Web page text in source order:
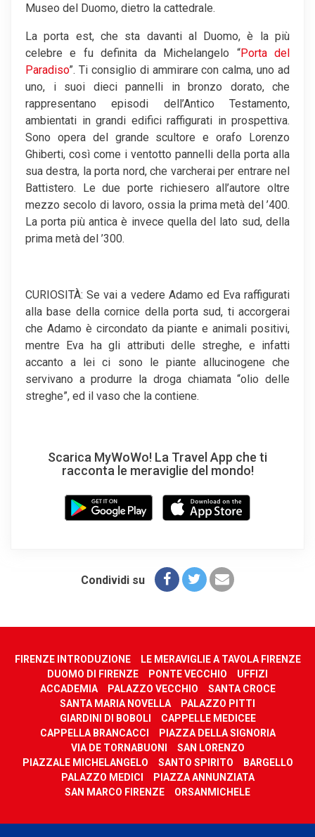
Museo del Duomo, dietro la cattedrale.
La porta est, che sta davanti al Duomo, è la più
celebre e fu definita da Michelangelo “Porta del
Paradiso”. Ti consiglio di ammirare con calma, uno ad
uno, i suoi dieci pannelli in bronzo dorato, che
rappresentano episodi dell’Antico Testamento,
ambientati in grandi edifici raffigurati in prospettiva.
Sono opera del grande scultore e orafo Lorenzo
Ghiberti, così come i ventotto pannelli della porta alla
sua destra, la porta nord, che varcherai per entrare nel
Battistero. Le due porte richiesero all’autore oltre
mezzo secolo di lavoro, ossia la prima metà del ’400.
La porta più antica è invece quella del lato sud, della
prima metà del ’300.
CURIOSITÀ: Se vai a vedere Adamo ed Eva raffigurati
alla base della cornice della porta sud, ti accorgerai
che Adamo è circondato da piante e animali positivi,
mentre Eva ha gli attributi delle streghe, e infatti
accanto a lei ci sono le piante allucinogene che
servivano a produrre la droga chiamata “olio delle
streghe”, ed il vaso che la contiene.
Scarica MyWoWo! La Travel App che ti
racconta le meraviglie del mondo!
Condividi su
FIRENZE INTRODUZIONE
LE MERAVIGLIE A TAVOLA FIRENZE
DUOMO DI FIRENZE
PONTE VECCHIO
UFFIZI
ACCADEMIA
PALAZZO VECCHIO
SANTA CROCE
SANTA MARIA NOVELLA
PALAZZO PITTI
GIARDINI DI BOBOLI
CAPPELLE MEDICEE
CAPPELLA BRANCACCI
PIAZZA DELLA SIGNORIA
VIA DE TORNABUONI
SAN LORENZO
PIAZZALE MICHELANGELO
SANTO SPIRITO
BARGELLO
PALAZZO MEDICI
PIAZZA ANNUNZIATA
SAN MARCO FIRENZE
ORSANMICHELE